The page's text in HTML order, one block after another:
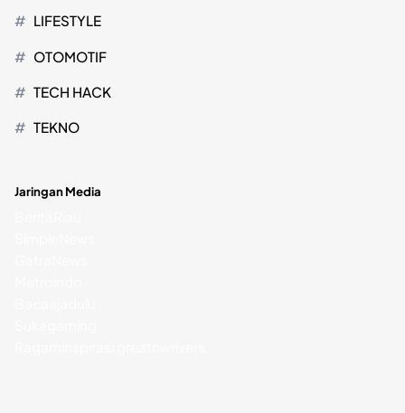
LIFESTYLE
OTOMOTIF
TECH HACK
TEKNO
Jaringan Media